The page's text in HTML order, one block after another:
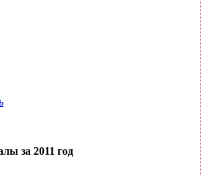
за 2011 год